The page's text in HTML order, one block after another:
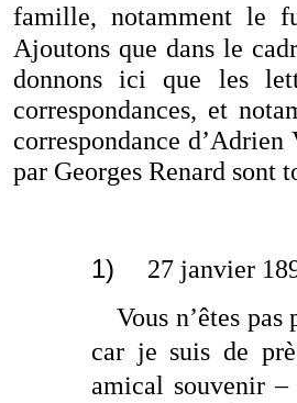
famille, notamment le
Ajoutons que dans le
donnons ici que les
correspondances, et
correspondance d’Adrien
par Georges Renard sont
1)
27 janvier
Vous n’êtes
car je suis de
amical souvenir –